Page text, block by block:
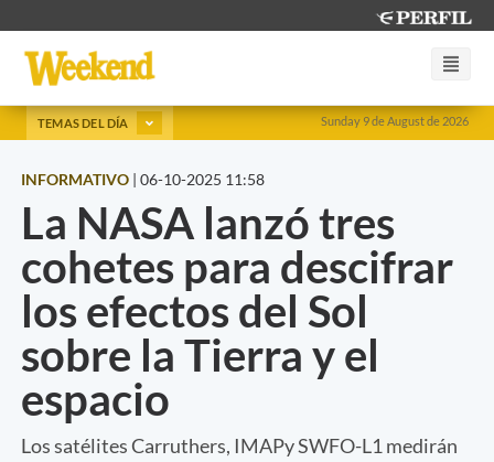
Sunday 9 de August de 2026
TEMAS DEL DÍA
INFORMATIVO | 06-10-2025 11:58
La NASA lanzó tres
cohetes para descifrar
los efectos del Sol
sobre la Tierra y el
espacio
Los satélites Carruthers, IMAPy SWFO-L1 medirán